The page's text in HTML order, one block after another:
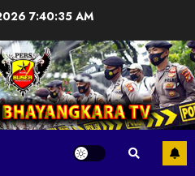
7:40:37 AM